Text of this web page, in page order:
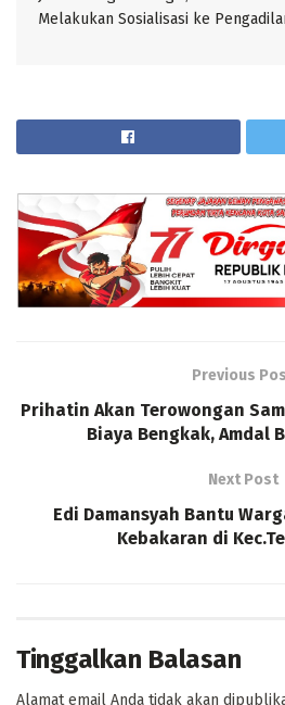
Melakukan Sosialisasi ke
Previous
Prihatin Akan Terowongan
Biaya Bengkak, Amdal
Next Post
Edi Damansyah Bantu
Kebakaran di
Tinggalkan Balasan
Alamat email Anda tidak akan